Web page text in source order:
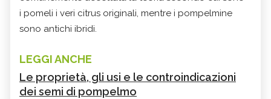
i pomeli i veri citrus originali, mentre i pompelmine
sono antichi ibridi.
LEGGI ANCHE
Le proprietà, gli usi e le controindicazioni
dei semi di pompelmo